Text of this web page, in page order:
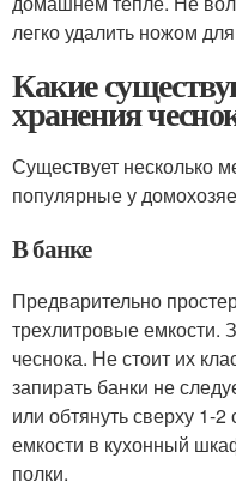
легко удалить ножом
Какие
хранения
Существует несколько
популярные у
В банке
Предварительно
трехлитровые емкости.
чеснока. Не стоит их
запирать банки не
или обтянуть сверху 1-
емкости в кухонный
полки.